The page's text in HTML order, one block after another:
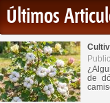
Últimos
de